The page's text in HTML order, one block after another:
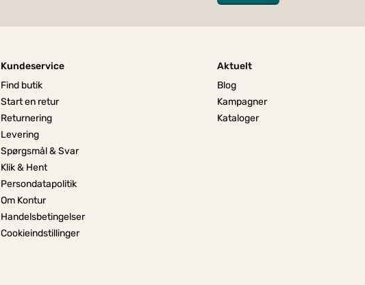
Kundeservice
Find butik
Start en retur
Returnering
Levering
Spørgsmål & Svar
Klik & Hent
Persondatapolitik
Om Kontur
Handelsbetingelser
Cookieindstillinger
Aktuelt
Blog
Kampagner
Kataloger